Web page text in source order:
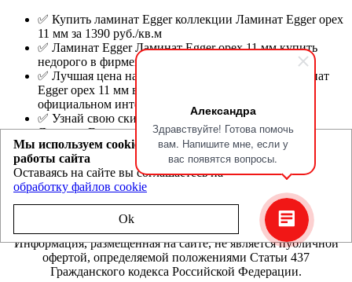
Александра
Здравствуйте! Готова помочь
вам. Напишите мне, если у
вас появятся вопросы.
✅ Купить ламинат Egger коллекции Ламинат Egger орех
11 мм за 1390 руб./кв.м
✅ Ламинат Egger Ламинат Egger орех 11 мм купить
недорого в фирменном шоу-руме Эггер.
✅ Лучшая цена на ламинат Egger коллекции Ламинат
Egger орех 11 мм в Санкт-Петербурге в фирменном
официальном интернет магазине Egger.
✅ Узнай свою скидку на ламинат Egger коллекции
Ламинат Egger орех 11 мм в официальных шоу-румах
или по телефону.
Egger.spb.ru - магазин ламината Эггер и Ever Sense в Санкт-
Петербурге
Информация, размещенная на сайте, не является публичной
офертой, определяемой положениями Статьи 437
Гражданского кодекса Российской Федерации.
Мы используем cookie для улучшения
работы сайта
Оставаясь на сайте вы соглашаетесь на
обработку файлов cookie
Ok